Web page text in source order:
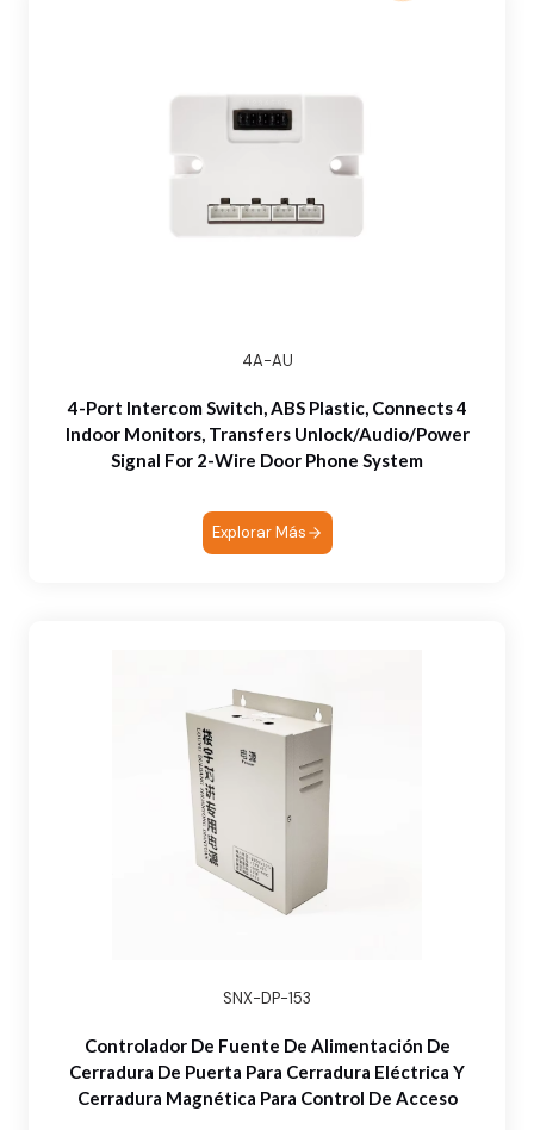
4A-AU
4-Port Intercom Switch, ABS Plastic, Connects 4
Indoor Monitors, Transfers Unlock/Audio/Power
Signal For 2-Wire Door Phone System
Explorar Más
SNX-DP-153
Controlador De Fuente De Alimentación De
Cerradura De Puerta Para Cerradura Eléctrica Y
Cerradura Magnética Para Control De Acceso